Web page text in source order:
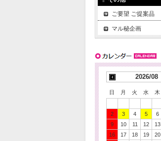
ご要望 ご提案品
マル秘企画
2026/08
日 月 火 水 木
2
3 4 5 6
9
10 11 12 13
16
17 18 19 20